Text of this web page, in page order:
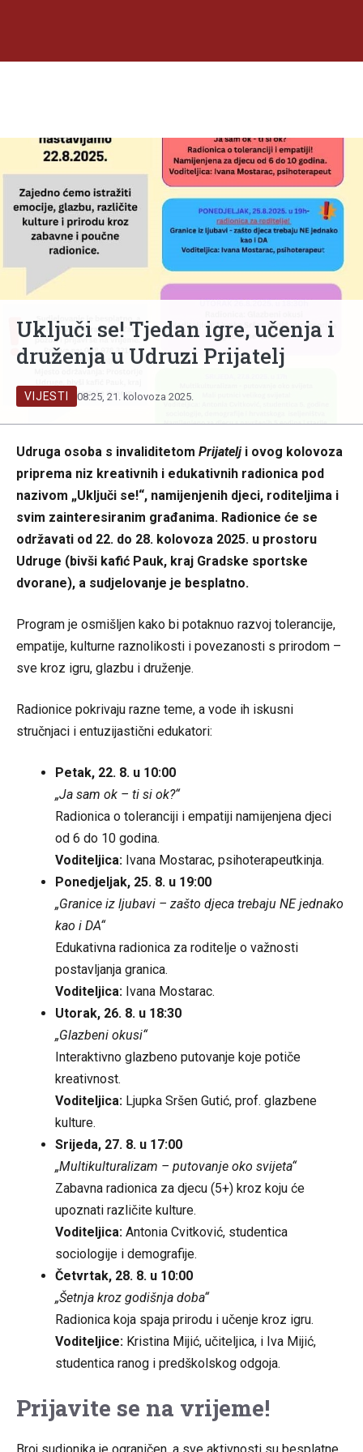
Uključi se! Tjedan igre, učenja i
druženja u Udruzi Prijatelj
VIJESTI 08:25, 21. kolovoza 2025.
Udruga osoba s invaliditetom Prijatelji ovog kolovoza
priprema niz kreativnih i edukativnih radionica pod
nazivom „Uključi se!“, namijenjenih djeci, roditeljima i
svim zainteresiranim građanima. Radionice će se
održavati od 22. do 28. kolovoza 2025. u prostoru
Udruge (bivši kafić Pauk, kraj Gradske sportske
dvorane), a sudjelovanje je besplatno.
Program je osmišljen kako bi potaknuo razvoj tolerancije,
empatije, kulturne raznolikosti i povezanosti s prirodom –
sve kroz igru, glazbu i druženje.
Radionice pokrivaju razne teme, a vode ih iskusni
stručnjaci i entuzijastični edukatori:
Petak, 22. 8. u 10:00
„Ja sam ok – ti si ok?“
Radionica o toleranciji i empatiji namijenjena djeci
od 6 do 10 godina.
Voditeljica: Ivana Mostarac, psihoterapeutkinja.
Ponedjeljak, 25. 8. u 19:00
„Granice iz ljubavi – zašto djeca trebaju NE jednako
kao i DA“
Edukativna radionica za roditelje o važnosti
postavljanja granica.
Voditeljica: Ivana Mostarac.
Utorak, 26. 8. u 18:30
„Glazbeni okusi“
Interaktivno glazbeno putovanje koje potiče
kreativnost.
Voditeljica: Ljupka Sršen Gutić, prof. glazbene
kulture.
Srijeda, 27. 8. u 17:00
„Multikulturalizam – putovanje oko svijeta“
Zabavna radionica za djecu (5+) kroz koju će
upoznati različite kulture.
Voditeljica: Antonia Cvitković, studentica
sociologije i demografije.
Četvrtak, 28. 8. u 10:00
„Šetnja kroz godišnja doba“
Radionica koja spaja prirodu i učenje kroz igru.
Voditeljice: Kristina Mijić, učiteljica, i Iva Mijić,
studentica ranog i predškolskog odgoja.
Prijavite se na vrijeme!